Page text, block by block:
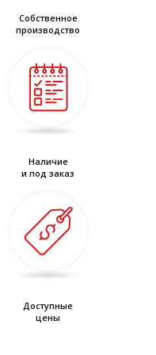
Собственное
производство
Наличие
и под заказ
Доступные
цены